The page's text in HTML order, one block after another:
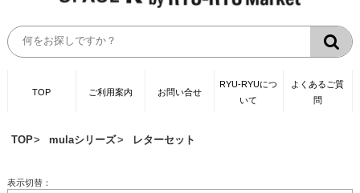
TOP ご利用案内 お問い合せ
RYU-RYUにつ
いて
よくあるご質
問
TOP mulaシリーズ レターセット
表示切替：